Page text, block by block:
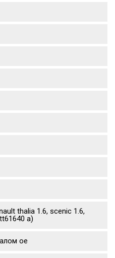
thalia 1.6, scenic 1.6,
a)
oe